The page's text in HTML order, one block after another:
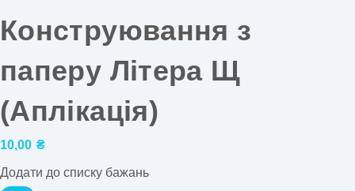
Конструювання з
паперу Літера Щ
(Аплікація)
10,00 ₴
Додати до списку бажань